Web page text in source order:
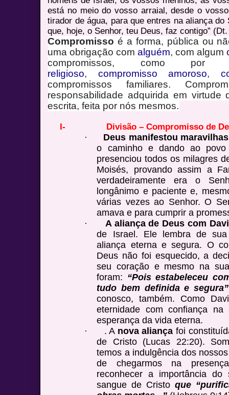
está no meio do vosso arraial, desde o
tirador de água, para que entres na aliança
que, hoje, o Senhor, teu Deus, faz contigo”
Compromisso é a forma, pública ou
uma obrigação com alguém, com algum
compromissos, como por
religioso, compromisso amoroso,
compromissos familiares.
responsabilidade adquirida em virtude
escrita, feita por nós mesmos.
I-
Divisão – Compromisso de
·
Deus manifestou
o caminho e dando ao
presenciou todos os milagres
Moisés, provando assim a
verdadeiramente era o
longânimo e paciente e,
várias vezes ao Senhor. O
amava e para cumprir a
·
A aliança de Deus com Davi
de Israel. Ele lembra de
aliança eterna e segura. O
Deus não foi esquecido, a
seu coração e mesmo na
foram: “Pois estabeleceu
tudo bem definida e segura”
conosco, também. Como
eternidade com confiança
esperança da vida eterna.
·
. A nova aliançafoi
de Cristo (Lucas 22:20).
temos a indulgência dos
de chegarmos na
reconhecer a importância
sangue de Cristoque